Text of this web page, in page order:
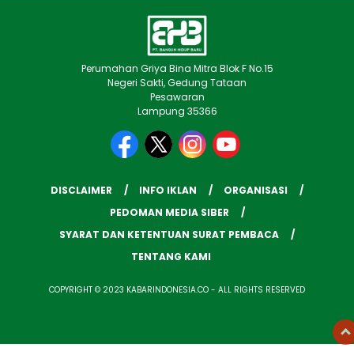
Perumahan Griya Bina Mitra Blok F No.15
Negeri Sakti, Gedung Tataan
Pesawaran
Lampung 35366
DISCLAIMER INFO IKLAN
ORGANISASI
PEDOMAN MEDIA SIBER
SYARAT DAN KETENTUAN SURAT PEMBACA
TENTANG KAMI
COPYRIGHT © 2023 KABARINDONESIA.CO - ALL RIGHTS RESERVED